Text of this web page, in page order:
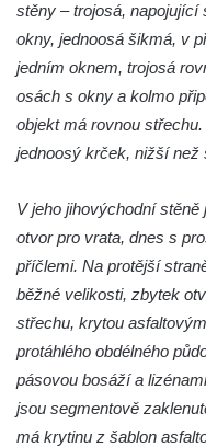
Dům U Zlaté hvězdy
Dvůr Hořín
Budova vlakového
Budova bývalého
Budova gymnázia v
Duchcově
Bývalá Odborná horní
severozápadní Čechy
Duchcově
Hospodářský dvůr v
Budova bývalé
Svobody v Hrádku
stěny – trojosá,
okny, jednoosá šikmá, v
jedním oknem, trojosá
osách s okny a kolmo
objekt má rovnou
jednoosý krček, nižší než
V jeho jihovýchodní
otvor pro vrata, dnes s
příčlemi. Na protější
běžné velikosti, zbytek
střechu, krytou
protáhlého obdélného
pásovou bosáží a
jsou segmentově
má krytinu z šablon